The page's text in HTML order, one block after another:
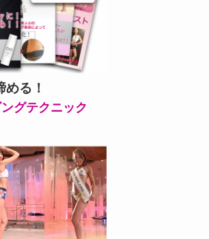
る！
グテクニック